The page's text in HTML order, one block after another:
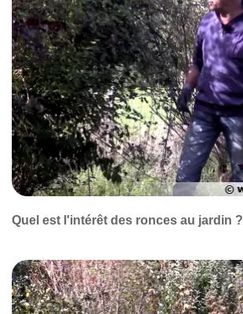
Quel est l'intérêt des ronces au jardin ?